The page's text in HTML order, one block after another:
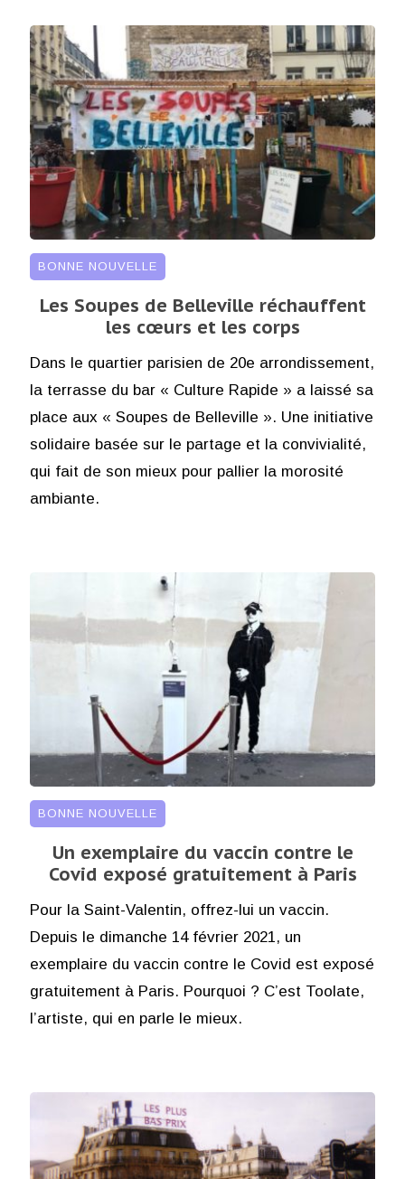
BONNE NOUVELLE
Les Soupes de Belleville réchauffent
les cœurs et les corps
Dans le quartier parisien de 20e arrondissement,
la terrasse du bar « Culture Rapide » a laissé sa
place aux « Soupes de Belleville ». Une initiative
solidaire basée sur le partage et la convivialité,
qui fait de son mieux pour pallier la morosité
ambiante.
BONNE NOUVELLE
Un exemplaire du vaccin contre le
Covid exposé gratuitement à Paris
Pour la Saint-Valentin, offrez-lui un vaccin.
Depuis le dimanche 14 février 2021, un
exemplaire du vaccin contre le Covid est exposé
gratuitement à Paris. Pourquoi ? C’est Toolate,
l’artiste, qui en parle le mieux.